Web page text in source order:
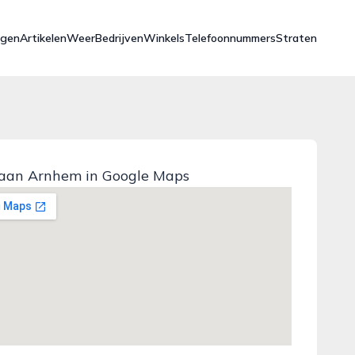
ArtikelenWeerBedrijvenWinkelsTelefoonnummersStraten
Arnhem in Google Maps